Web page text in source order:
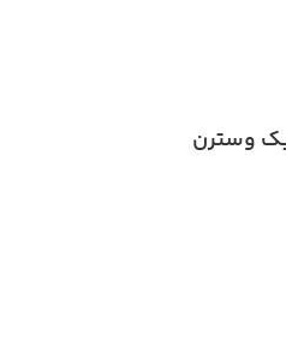
وسترن